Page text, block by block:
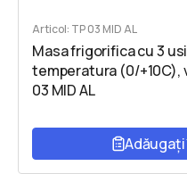
Articol: TP 03 MID AL
Masa frigorifica cu 3
temperatura (0/+10C),
03 MID AL